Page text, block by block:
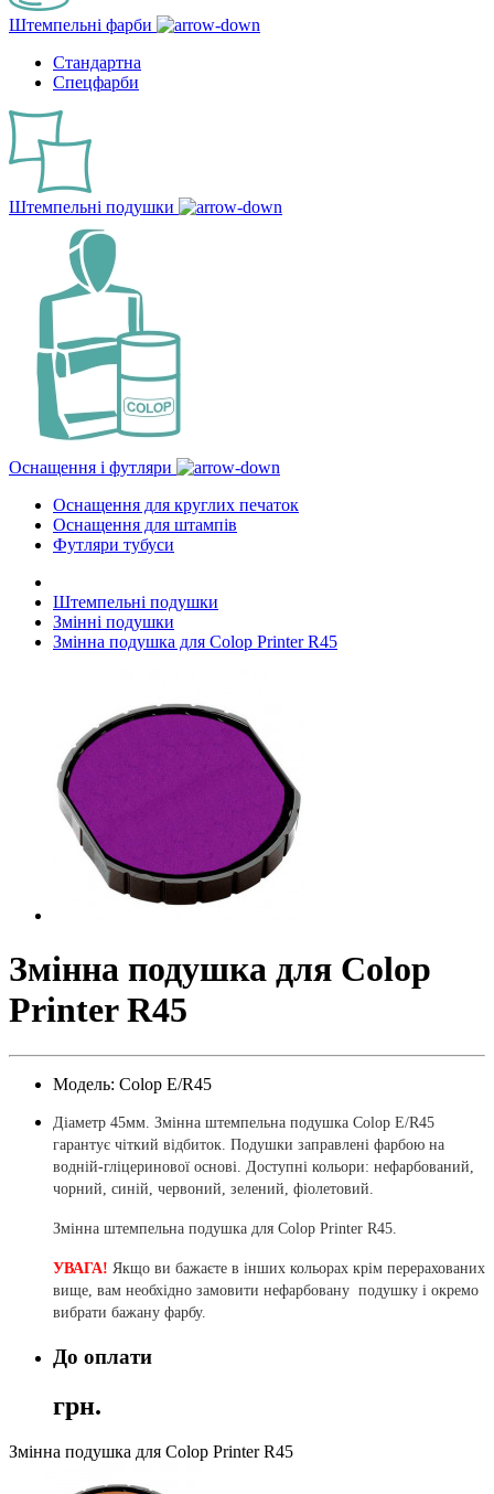
Штемпельні фарби
Стандартна
Спецфарби
Штемпельні подушки
Оснащення і футляри
Оснащення для круглих печаток
Оснащення для штампів
Футляри тубуси
Штемпельні подушки
Змінні подушки
Змінна подушка для Colop Printer R45
Змінна подушка для Colop
Printer R45
Модель: Colop E/R45
Діаметр 45мм. Змінна штемпельна подушка Colop E/R45
гарантує чіткий відбиток. Подушки заправлені фарбою на
водній-гліцеринової основі. Доступні кольори: нефарбований,
чорний, синій, червоний, зелений, фіолетовий.
Змінна штемпельна подушка для Colop Printer R45.
УВАГА! Якщо ви бажаєте в інших кольорах крім перерахованих
вище, вам необхідно замовити нефарбовану подушку і окремо
вибрати бажану фарбу.
До оплати
грн.
Змінна подушка для Colop Printer R45